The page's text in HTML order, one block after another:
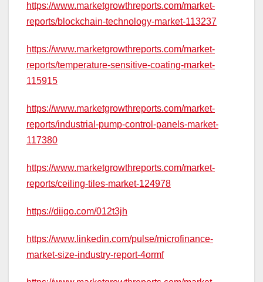
https://www.marketgrowthreports.com/market-
reports/blockchain-technology-market-113237
https://www.marketgrowthreports.com/market-
reports/temperature-sensitive-coating-market-
115915
https://www.marketgrowthreports.com/market-
reports/industrial-pump-control-panels-market-
117380
https://www.marketgrowthreports.com/market-
reports/ceiling-tiles-market-124978
https://diigo.com/012t3jh
https://www.linkedin.com/pulse/microfinance-
market-size-industry-report-4ormf